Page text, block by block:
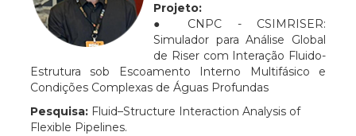
Projeto:
● CNPC - CSIMRISER:
Simulador para Análise Global
de Riser com Interação Fluido-
Estrutura sob Escoamento Interno Multifásico e
Condições Complexas de Águas Profundas
Pesquisa: Fluid–Structure Interaction Analysis of
Flexible Pipelines.